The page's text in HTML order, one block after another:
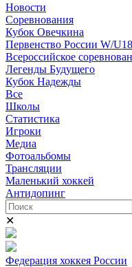
Новости
Соревнования
Кубок Овечкина
Первенство России W/U18
Всероссийское
Легенды Будущего
Кубок Надежды
Все
Школы
Статистика
Игроки
Медиа
Фотоальбомы
Трансляции
Маленький хоккей
Антидопинг
✕
Федерация хоккея России